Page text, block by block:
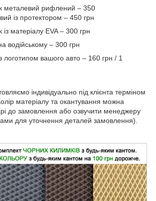
металевий рифлений – 350
із протектором – 450 грн
із матеріалу EVA – 300 грн
водійському – 300 грн
логотипом вашого авто – 160 грн / 1
індивідуально під клієнта терміном
матеріалу та окантування можна
до замовлення або озвучити менеджеру
для уточнення деталей замовлення).